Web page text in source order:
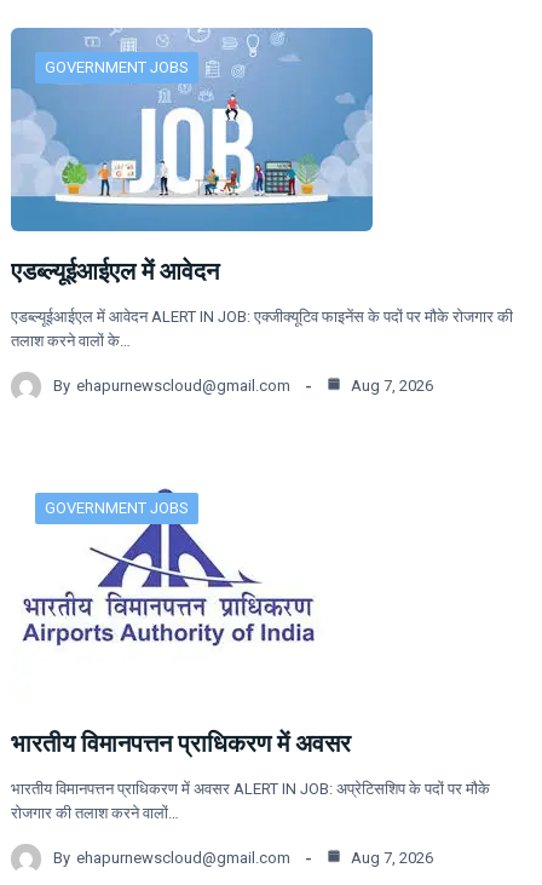
GOVERNMENT JOBS
एडब्ल्यूईआईएल में आवेदन
एडब्ल्यूईआईएल में आवेदन ALERT IN JOB: एक्जीक्यूटिव फाइनेंस के पदों पर मौके रोजगार की
तलाश करने वालों के…
By ehapurnewscloud@gmail.com Aug 7, 2026
GOVERNMENT JOBS
भारतीय विमानपत्तन प्राधिकरण में अवसर
भारतीय विमानपत्तन प्राधिकरण में अवसर ALERT IN JOB: अप्रेटिसशिप के पदों पर मौके
रोजगार की तलाश करने वालों…
By ehapurnewscloud@gmail.com Aug 7, 2026